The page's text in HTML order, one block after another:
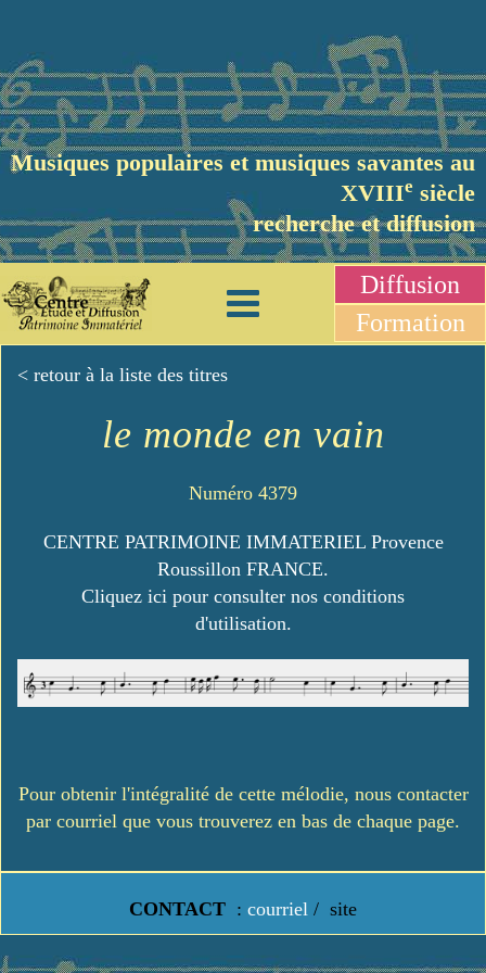
Musiques populaires et musiques savantes au
XVIIIe siècle
recherche et diffusion
Diffusion
Formation
< retour à la liste des titres
le monde en vain
Numéro 4379
CENTRE PATRIMOINE IMMATERIEL Provence
Roussillon FRANCE.
Cliquez ici pour consulter nos conditions
d'utilisation.
Pour obtenir l'intégralité de cette mélodie, nous contacter
par courriel que vous trouverez en bas de chaque page.
CONTACT : courriel / site
https://www.lavielledanstoussesetats.fr